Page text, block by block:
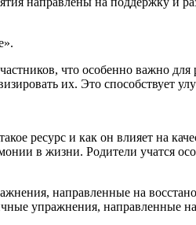
что особенно важно
их. Это
ресурс и как он влияет на
в жизни. Родители учатся
направленные на
упражнения, направленные